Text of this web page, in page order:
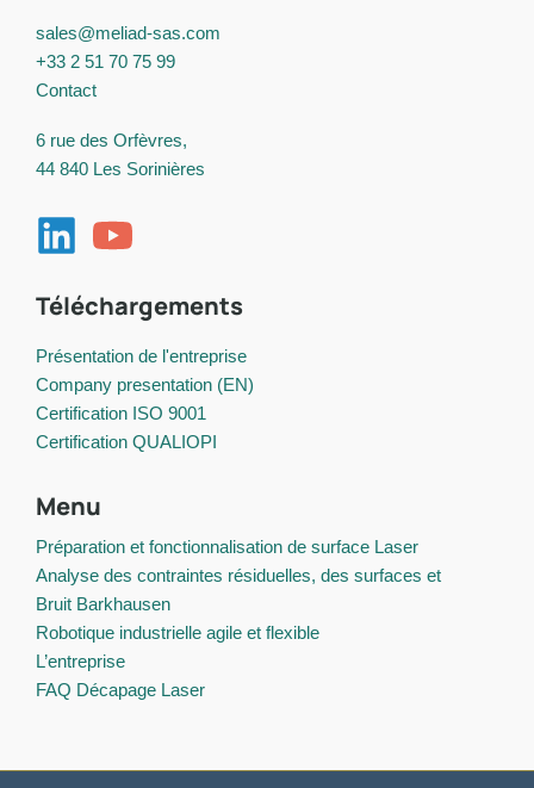
sales@meliad-sas.com
+33 2 51 70 75 99
Contact
6 rue des Orfèvres,
44 840 Les Sorinières
Téléchargements
Présentation de l'entreprise
Company presentation (EN)
Certification ISO 9001
Certification QUALIOPI
Menu
Préparation et fonctionnalisation de surface Laser
Analyse des contraintes résiduelles, des surfaces et
Bruit Barkhausen
Robotique industrielle agile et flexible
L’entreprise
FAQ Décapage Laser